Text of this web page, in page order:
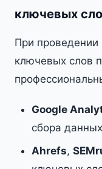
ключевых
При проведении
ключевых слов
Google
сбора
Ahrefs,